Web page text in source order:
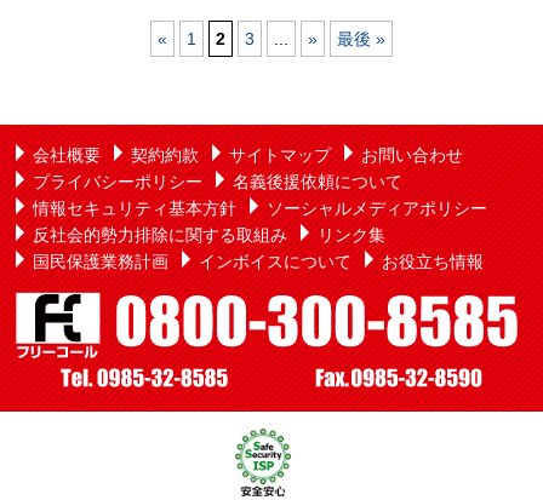
« 1 2 3 ... » 最後 »
会社概要 契約約款 サイトマップ
お問い合わせ
プライバシーポリシー
名義後援依頼について
情報セキュリティ基本方針
ソーシャルメディアポリシー
反社会的勢力排除に関する取組み
リンク集
国民保護業務計画
インボイスについて お役立ち情報